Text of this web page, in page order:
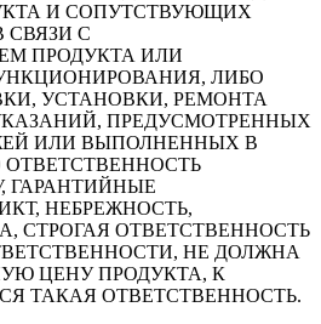
И СОПУТСТВУЮЩИХ
СВЯЗИ С
ПРОДУКТА ИЛИ
ЛИБО
УСТАНОВКИ, РЕМОНТА
ПРЕДУСМОТРЕННЫХ
ИЛИ ВЫПОЛНЕННЫХ В
ОТВЕТСТВЕННОСТЬ
ГАРАНТИЙНЫЕ
НЕБРЕЖНОСТЬ,
СТРОГАЯ ОТВЕТСТВЕННОСТЬ
НЕ ДОЛЖНА
ЦЕНУ ПРОДУКТА, К
ТАКАЯ ОТВЕТСТВЕННОСТЬ.